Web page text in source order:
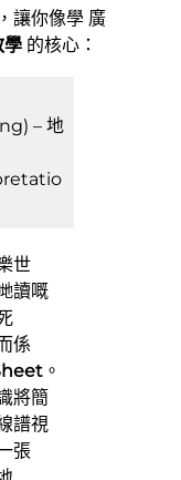
讓你像學 廣
學 的核心：
– 地
世
讀嘅
係
。
將簡
譜視
張